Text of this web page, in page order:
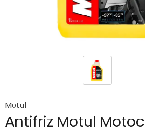
Motul
Antifriz Motul